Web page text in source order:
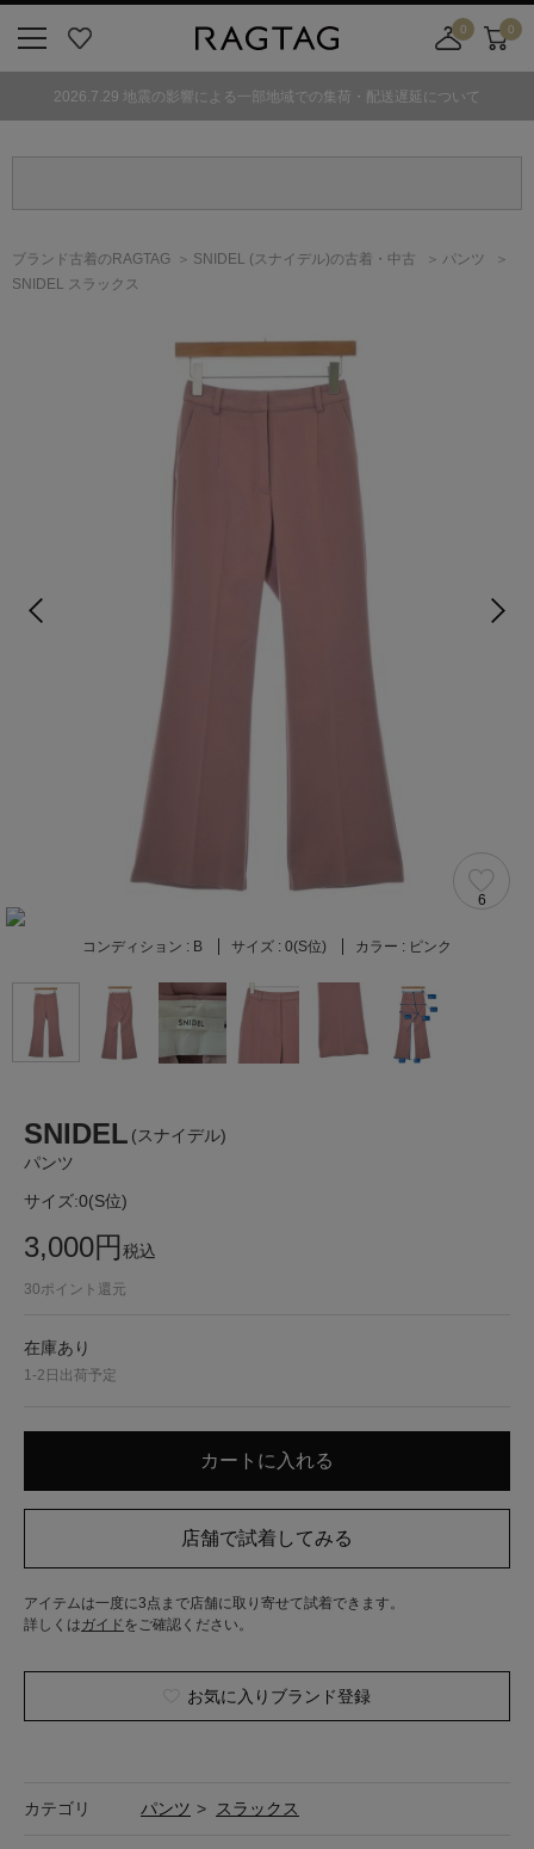
気
0
舗
カ
ト
0
2026.7.29 地震の影響による一部地域での集荷・配送遅延について
ブランド古着のRAGTAG SNIDEL (スナイデル)の古着・中古
パンツ
SNIDEL スラックス
6
コンディション : B サイズ : 0(S位) カラー : ピンク
SNIDEL (スナイデル)
パンツ
サイズ:0(S位)
3,000円税込
30ポイント還元
在庫あり
1-2日出荷予定
アイテムは一度に3点まで店舗に取り寄せて試着できます。
詳しくはガイド をご確認ください。
お気に入りブランド登録
カテゴリ パンツ > スラックス